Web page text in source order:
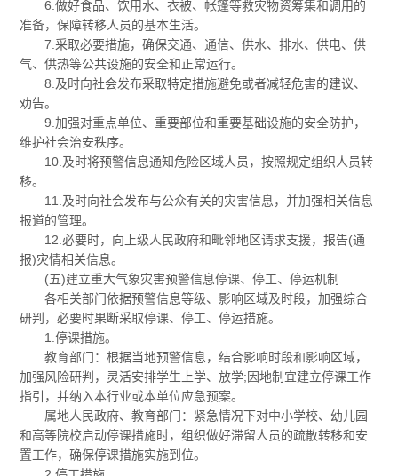
6.做好食品、饮用水、衣被、帐篷等救灾物资筹集和调用的
准备，保障转移人员的基本生活。
7.采取必要措施，确保交通、通信、供水、排水、供电、供
气、供热等公共设施的安全和正常运行。
8.及时向社会发布采取特定措施避免或者减轻危害的建议、
劝告。
9.加强对重点单位、重要部位和重要基础设施的安全防护，
维护社会治安秩序。
10.及时将预警信息通知危险区域人员，按照规定组织人员转
移。
11.及时向社会发布与公众有关的灾害信息，并加强相关信息
报道的管理。
12.必要时，向上级人民政府和毗邻地区请求支援，报告(通
报)灾情相关信息。
(五)建立重大气象灾害预警信息停课、停工、停运机制
各相关部门依据预警信息等级、影响区域及时段，加强综合
研判，必要时果断采取停课、停工、停运措施。
1.停课措施。
教育部门：根据当地预警信息，结合影响时段和影响区域，
加强风险研判，灵活安排学生上学、放学;因地制宜建立停课工作
指引，并纳入本行业或本单位应急预案。
属地人民政府、教育部门：紧急情况下对中小学校、幼儿园
和高等院校启动停课措施时，组织做好滞留人员的疏散转移和安
置工作，确保停课措施实施到位。